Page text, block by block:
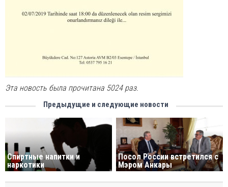
Эта новость была прочитана 5024 раз.
Предыдущие и следующие новости
Спиртные напитки и
наркотики
Посол России встретился с
Мэром Анкары